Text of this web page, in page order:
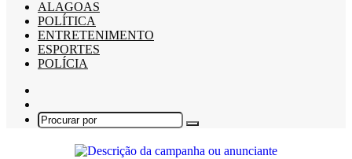
ALAGOAS
POLÍTICA
ENTRETENIMENTO
ESPORTES
POLÍCIA
skin
Procurar